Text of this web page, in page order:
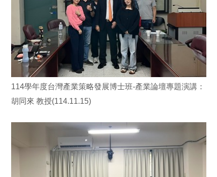
114學年度台灣產業策略發展博士班-產業論壇專題演講：
胡同來 教授(114.11.15)